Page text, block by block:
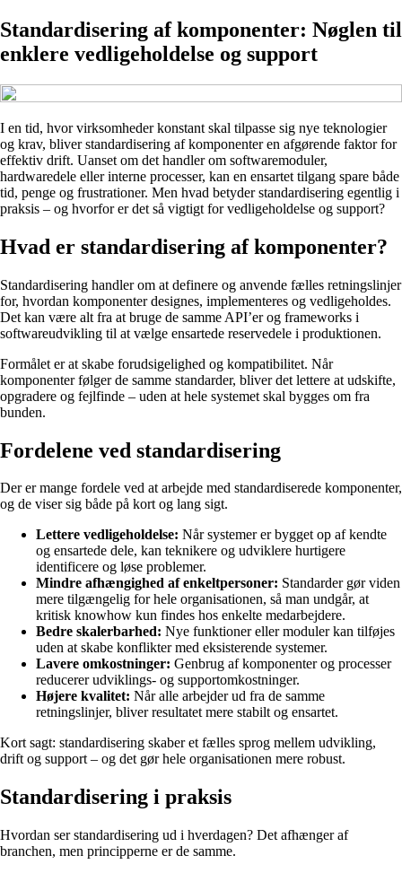
Standardisering af komponenter: Nøglen til
enklere vedligeholdelse og support
I en tid, hvor virksomheder konstant skal tilpasse sig nye teknologier
og krav, bliver standardisering af komponenter en afgørende faktor for
effektiv drift. Uanset om det handler om softwaremoduler,
hardwaredele eller interne processer, kan en ensartet tilgang spare både
tid, penge og frustrationer. Men hvad betyder standardisering egentlig i
praksis – og hvorfor er det så vigtigt for vedligeholdelse og support?
Hvad er standardisering af komponenter?
Standardisering handler om at definere og anvende fælles retningslinjer
for, hvordan komponenter designes, implementeres og vedligeholdes.
Det kan være alt fra at bruge de samme API’er og frameworks i
softwareudvikling til at vælge ensartede reservedele i produktionen.
Formålet er at skabe forudsigelighed og kompatibilitet. Når
komponenter følger de samme standarder, bliver det lettere at udskifte,
opgradere og fejlfinde – uden at hele systemet skal bygges om fra
bunden.
Fordelene ved standardisering
Der er mange fordele ved at arbejde med standardiserede komponenter,
og de viser sig både på kort og lang sigt.
Lettere vedligeholdelse: Når systemer er bygget op af kendte
og ensartede dele, kan teknikere og udviklere hurtigere
identificere og løse problemer.
Mindre afhængighed af enkeltpersoner: Standarder gør viden
mere tilgængelig for hele organisationen, så man undgår, at
kritisk knowhow kun findes hos enkelte medarbejdere.
Bedre skalerbarhed: Nye funktioner eller moduler kan tilføjes
uden at skabe konflikter med eksisterende systemer.
Lavere omkostninger: Genbrug af komponenter og processer
reducerer udviklings- og supportomkostninger.
Højere kvalitet: Når alle arbejder ud fra de samme
retningslinjer, bliver resultatet mere stabilt og ensartet.
Kort sagt: standardisering skaber et fælles sprog mellem udvikling,
drift og support – og det gør hele organisationen mere robust.
Standardisering i praksis
Hvordan ser standardisering ud i hverdagen? Det afhænger af
branchen, men principperne er de samme.